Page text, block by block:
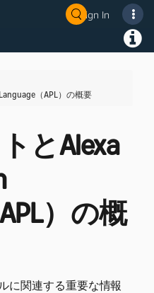
Sign In
（APL）の概要
とAlexa
）の概
に関連する重要な情報